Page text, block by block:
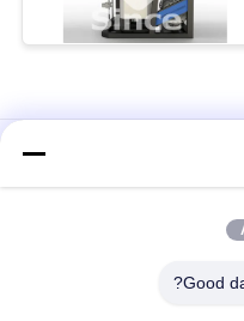
الصلب المجفف مجففات
Good